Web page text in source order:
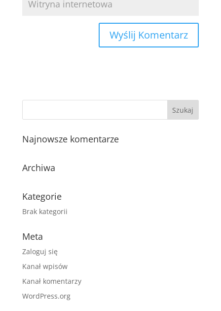
Najnowsze komentarze
Archiwa
Kategorie
Brak kategorii
Meta
Zaloguj się
Kanał wpisów
Kanał komentarzy
WordPress.org